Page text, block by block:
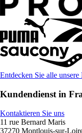
Entdecken Sie alle unsere
Kundendienst in
Kontaktieren Sie uns
11 rue Bernard Maris
37270 Montlouis-sur-